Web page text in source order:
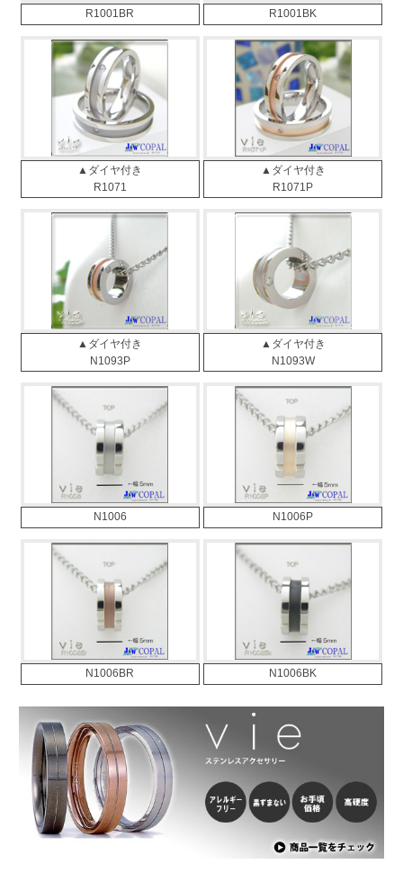
R1001BR R1001BK
▲ダイヤ付き
R1071
▲ダイヤ付き
R1071P
▲ダイヤ付き
N1093P
▲ダイヤ付き
N1093W
N1006 N1006P
N1006BR N1006BK